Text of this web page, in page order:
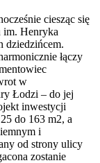
ciesząc się
im. Henryka
dziedzińcem.
łączy
w
Łodzi – do jej
inwestycji
do 163 m2, a
i
od strony ulicy
zostanie